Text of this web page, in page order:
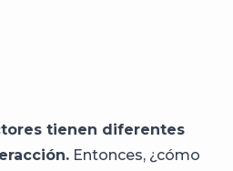
tienen diferentes
Entonces, ¿cómo